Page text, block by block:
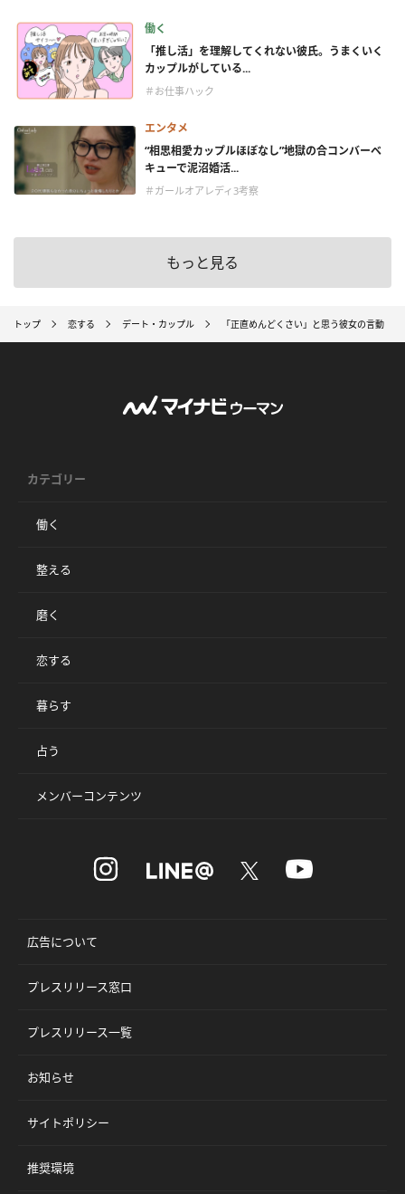
働く
「推し活」を理解してくれない彼氏。うまくいく
カップルがしている...
＃お仕事ハック
エンタメ
“相思相愛カップルほぼなし”地獄の合コンバーベ
キューで泥沼婚活...
＃ガールオアレディ3考察
もっと見る
トップ 恋する デート・カップル 「正直めんどくさい」と思う彼女の言動
カテゴリー
働く
整える
磨く
恋する
暮らす
占う
メンバーコンテンツ
広告について
プレスリリース窓口
プレスリリース一覧
お知らせ
サイトポリシー
推奨環境